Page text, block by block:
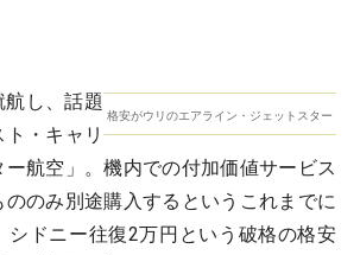
格安がウリのエアライン・ジェットスター
航し、話題
・キャリ
航空」。機内での付加価値サービス
ののみ別途購入するというこれまでに
シドニー往復2万円という破格の格安